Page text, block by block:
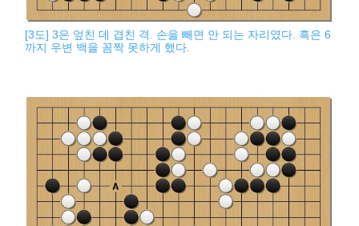
[3도] 3은 엎친 데 겹친 격. 손을 빼면 안 되는 자리였다. 흑은 6
까지 우변 백을 꼼짝 못하게 했다.